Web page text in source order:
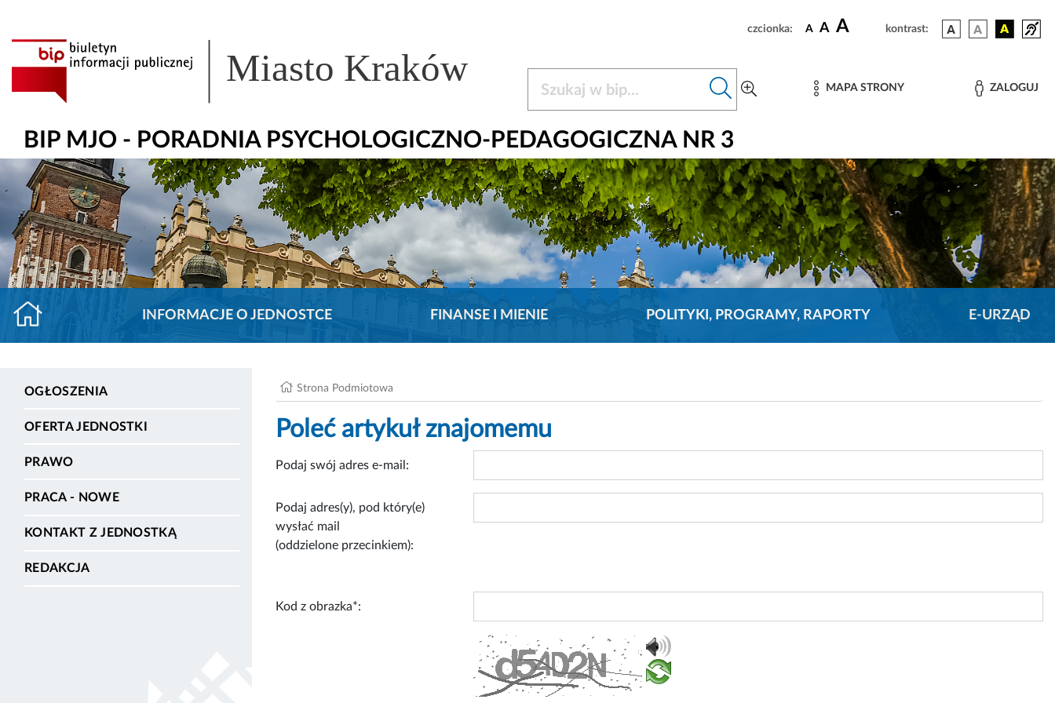
czcionka: A A A kontrast:
Miasto Kraków MAPA STRONY ZALOGUJ
BIP MJO - PORADNIA PSYCHOLOGICZNO-PEDAGOGICZNA NR 3
INFORMACJE O JEDNOSTCE FINANSE I MIENIE POLITYKI, PROGRAMY, RAPORTY E-URZĄD
OGŁOSZENIA
OFERTA JEDNOSTKI
PRAWO
PRACA - NOWE
KONTAKT Z JEDNOSTKĄ
REDAKCJA
Strona Podmiotowa
Poleć artykuł znajomemu
Podaj swój adres e-mail:
Podaj adres(y), pod który(e)
wysłać mail
(oddzielone przecinkiem):
Kod z obrazka*: